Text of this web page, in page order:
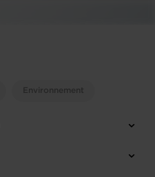
Environnement